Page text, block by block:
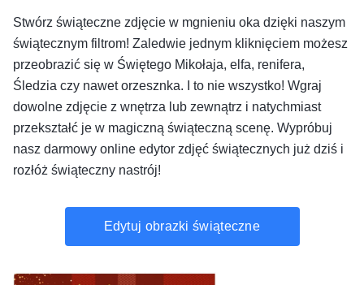
Stwórz świąteczne zdjęcie w mgnieniu oka dzięki naszym
świątecznym filtrom! Zaledwie jednym kliknięciem możesz
przeobrazić się w Świętego Mikołaja, elfa, renifera,
Śledzia czy nawet orzesznka. I to nie wszystko! Wgraj
dowolne zdjęcie z wnętrza lub zewnątrz i natychmiast
przekształć je w magiczną świąteczną scenę. Wypróbuj
nasz darmowy online edytor zdjęć świątecznych już dziś i
rozłóż świąteczny nastrój!
Edytuj obrazki świąteczne